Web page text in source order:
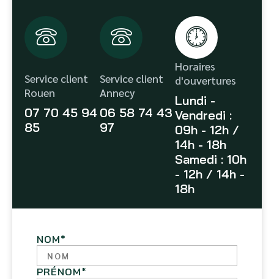
Service client
Rouen
07 70 45 94
85
Service client
Annecy
06 58 74 43
97
Horaires
d'ouvertures
Lundi -
Vendredi :
09h - 12h /
14h - 18h
Samedi : 10h
- 12h / 14h -
18h
NOM*
PRÉNOM*